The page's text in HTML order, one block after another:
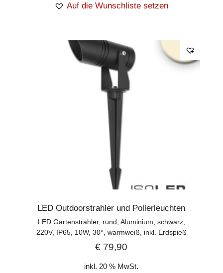
Auf die Wunschliste setzen
LED Outdoorstrahler und Pollerleuchten
LED Gartenstrahler, rund, Aluminium, schwarz,
220V, IP65, 10W, 30°, warmweiß, inkl. Erdspieß
€ 79,90
inkl. 20 % MwSt.